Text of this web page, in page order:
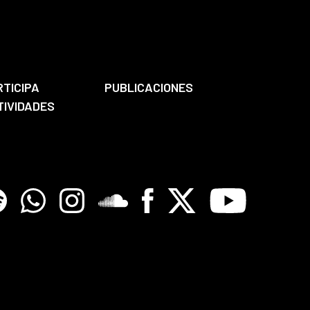
PUBLICACIONES
WhatsappInstagramSoundcloreFacebook
X Youtube